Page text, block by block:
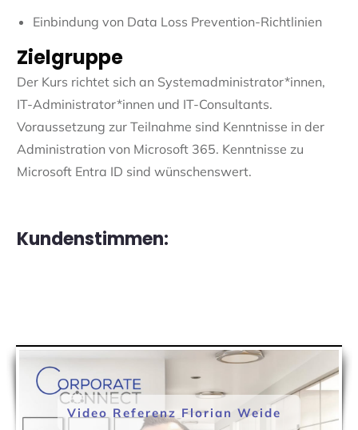
Einbindung von Data Loss Prevention-Richtlinien
Zielgruppe
Der Kurs richtet sich an Systemadministrator*innen,
IT-Administrator*innen und IT-Consultants.
Voraussetzung zur Teilnahme sind Kenntnisse in der
Administration von Microsoft 365. Kenntnisse zu
Microsoft Entra ID sind wünschenswert.
Kundenstimmen:
Video Referenz Florian Weide